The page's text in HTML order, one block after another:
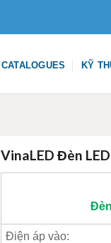
CATALOGUES KỸ
VinaLED Đèn
Điện áp vào: